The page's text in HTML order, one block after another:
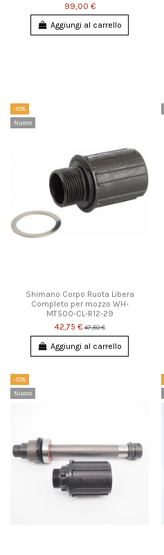
99,00 €
Aggiungi al carrello
-10%
Nuovo
Shimano Corpo Ruota Libera
Completo per mozzo WH-
MT500-CL-R12-29
42,75 € 47,50 €
Aggiungi al carrello
-10%
Nuovo